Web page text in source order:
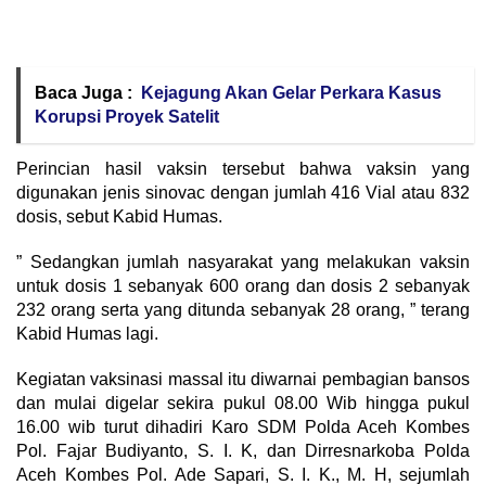
Baca Juga :
Kejagung Akan Gelar Perkara Kasus
Korupsi Proyek Satelit
Perincian hasil vaksin tersebut bahwa vaksin yang
digunakan jenis sinovac dengan jumlah 416 Vial atau 832
dosis, sebut Kabid Humas.
” Sedangkan jumlah nasyarakat yang melakukan vaksin
untuk dosis 1 sebanyak 600 orang dan dosis 2 sebanyak
232 orang serta yang ditunda sebanyak 28 orang, ” terang
Kabid Humas lagi.
Kegiatan vaksinasi massal itu diwarnai pembagian bansos
dan mulai digelar sekira pukul 08.00 Wib hingga pukul
16.00 wib turut dihadiri Karo SDM Polda Aceh Kombes
Pol. Fajar Budiyanto, S. I. K, dan Dirresnarkoba Polda
Aceh Kombes Pol. Ade Sapari, S. I. K., M. H, sejumlah